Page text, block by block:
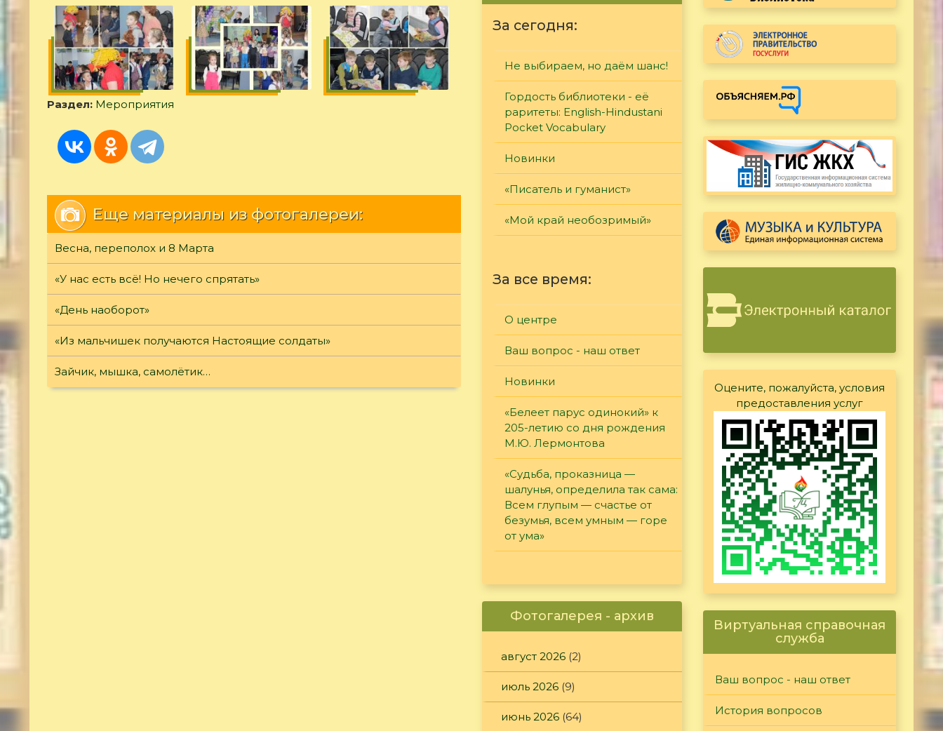
Раздел: Мероприятия
Еще материалы из фотогалереи:
Весна, переполох и 8 Марта
«У нас есть всё! Но нечего спрятать»
«День наоборот»
«Из мальчишек получаются Настоящие солдаты»
Зайчик, мышка, самолётик…
За сегодня:
Не выбираем, но даём шанс!
Гордость библиотеки - её
раритеты: English-Hindustani
Pocket Vocabulary
Новинки
«Писатель и гуманист»
«Мой край необозримый»
За все время:
О центре
Ваш вопрос - наш ответ
Новинки
«Белеет парус одинокий» к
205-летию со дня рождения
М.Ю. Лермонтова
«Судьба, проказница —
шалунья, определила так сама:
Всем глупым — счастье от
безумья, всем умным — горе
от ума»
Фотогалерея - архив
август 2026 (2)
июль 2026 (9)
июнь 2026 (64)
Оцените, пожалуйста, условия
предоставления услуг
Виртуальная справочная
служба
Ваш вопрос - наш ответ
История вопросов